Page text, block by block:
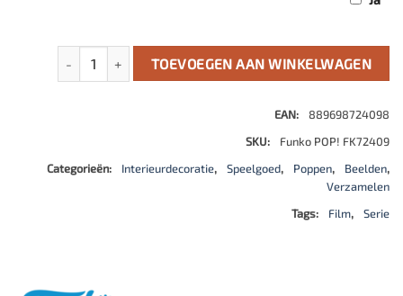
The Muppet Show Christmas Carol POP! Disney Vinyl
TOEVOEGEN AAN WINKELWAGEN
EAN:
889698724098
SKU:
Funko POP! FK72409
Categorieën:
Interieurdecoratie, Speelgoed, Poppen, Beelden,
Verzamelen
Tags:
Film, Serie